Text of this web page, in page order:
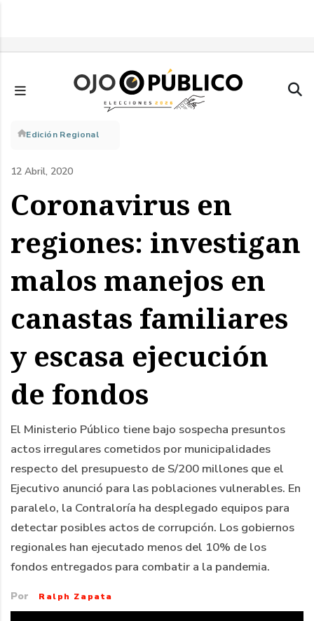
principal
Sobrescribir
enlaces
de
ayuda
a
la
Edición Regional
12 Abril, 2020
Coronavirus en
regiones: investigan
malos manejos en
canastas familiares
y escasa ejecución
de fondos
El Ministerio Público tiene bajo sospecha presuntos
actos irregulares cometidos por municipalidades
respecto del presupuesto de S/200 millones que el
Ejecutivo anunció para las poblaciones vulnerables. En
paralelo, la Contraloría ha desplegado equipos para
detectar posibles actos de corrupción. Los gobiernos
regionales han ejecutado menos del 10% de los
fondos entregados para combatir a la pandemia.
Por Ralph Zapata